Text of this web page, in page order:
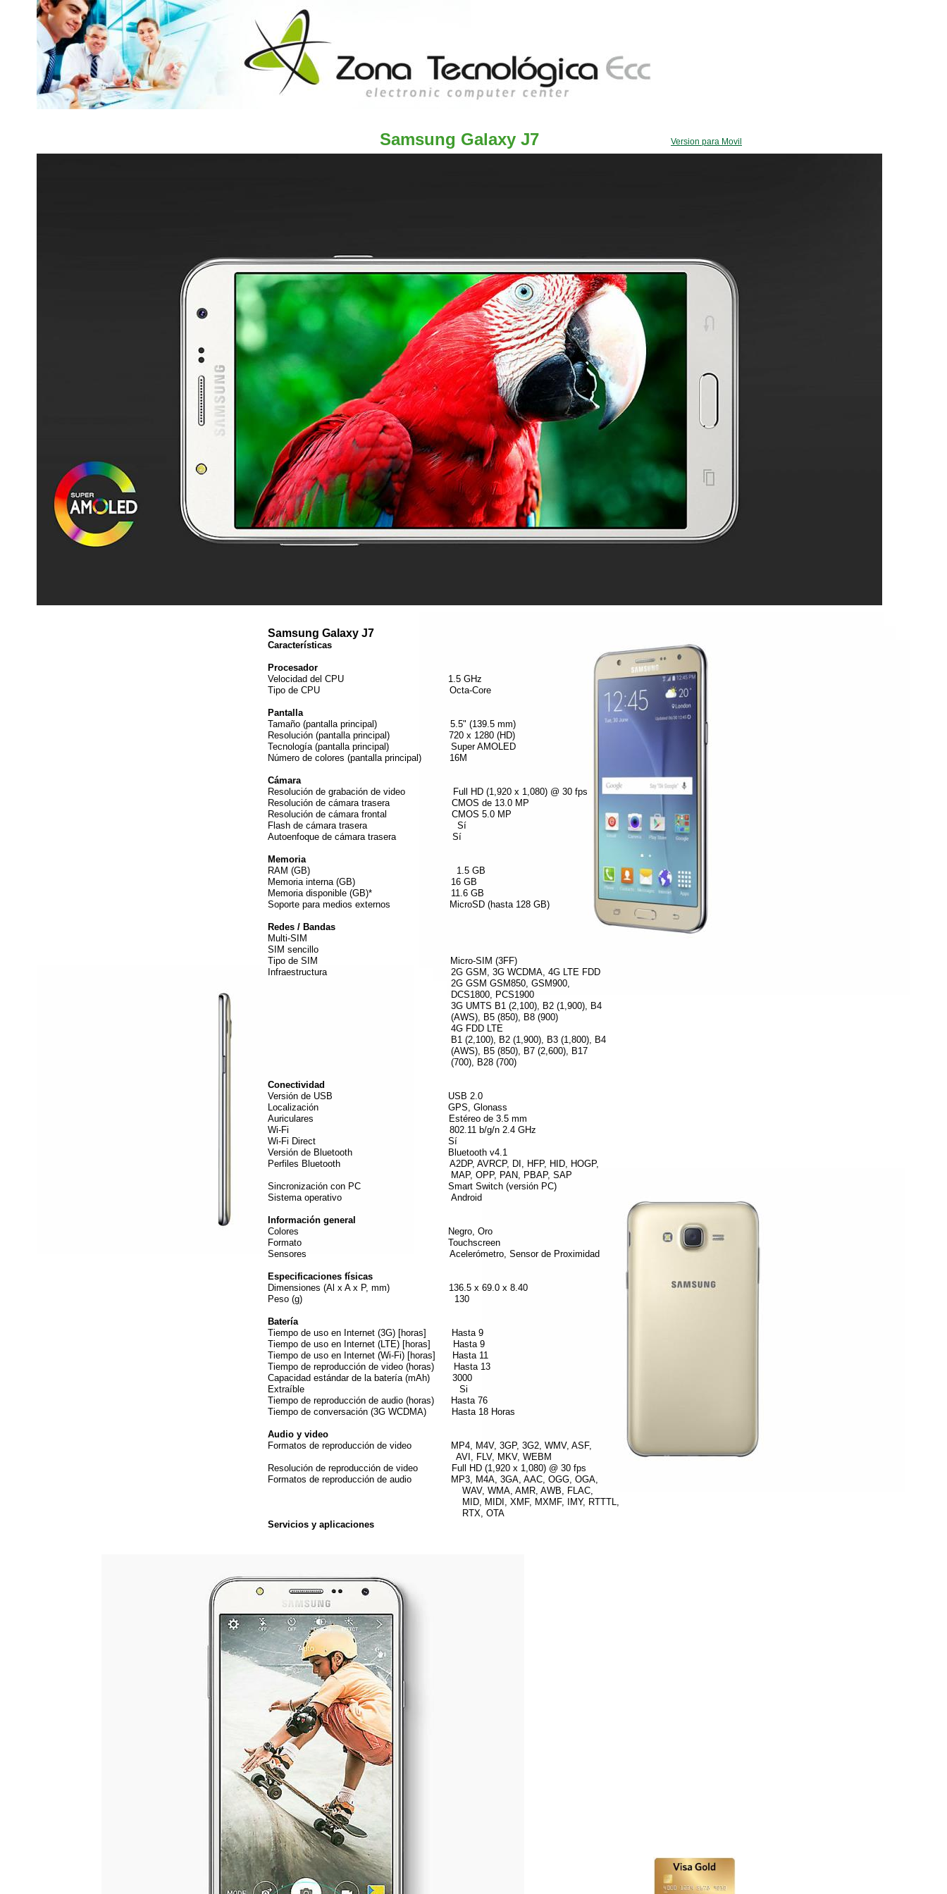
Samsung Galaxy J7
Características
Procesador
Velocidad del CPU 1.5 GHz
Tipo de CPU Octa-Core
Pantalla
Tamaño (pantalla principal) 5.5" (139.5 mm)
Resolución (pantalla principal) 720 x 1280 (HD)
Tecnología (pantalla principal) Super AMOLED
Número de colores (pantalla principal) 16M
Cámara
Resolución de grabación de video Full HD (1,920 x 1,080) @ 30 fps
Resolución de cámara trasera CMOS de 13.0 MP
Resolución de cámara frontal CMOS 5.0 MP
Flash de cámara trasera Sí
Autoenfoque de cámara trasera Sí
Memoria
RAM (GB) 1.5 GB
Memoria interna (GB) 16 GB
Memoria disponible (GB)* 11.6 GB
Soporte para medios externos MicroSD (hasta 128 GB)
Redes / Bandas
Multi-SIM
SIM sencillo
Tipo de SIM Micro-SIM (3FF)
Infraestructura 2G GSM, 3G WCDMA, 4G LTE FDD
2G GSM GSM850, GSM900,
DCS1800, PCS1900
3G UMTS B1 (2,100), B2 (1,900), B4
(AWS), B5 (850), B8 (900)
4G FDD LTE
B1 (2,100), B2 (1,900), B3 (1,800), B4
(AWS), B5 (850), B7 (2,600), B17
(700), B28 (700)
Conectividad
Versión de USB USB 2.0
Localización GPS, Glonass
Auriculares Estéreo de 3.5 mm
Wi-Fi 802.11 b/g/n 2.4 GHz
Wi-Fi Direct Sí
Versión de Bluetooth Bluetooth v4.1
Perfiles Bluetooth A2DP, AVRCP, DI, HFP, HID, HOGP,
MAP, OPP, PAN, PBAP, SAP
Sincronización con PC Smart Switch (versión PC)
Sistema operativo Android
Información general
Colores Negro, Oro
Formato Touchscreen
Sensores Acelerómetro, Sensor de Proximidad
Especificaciones físicas
Dimensiones (Al x A x P, mm) 136.5 x 69.0 x 8.40
Peso (g) 130
Batería
Tiempo de uso en Internet (3G) [horas] Hasta 9
Tiempo de uso en Internet (LTE) [horas] Hasta 9
Tiempo de uso en Internet (Wi-Fi) [horas] Hasta 11
Tiempo de reproducción de video (horas) Hasta 13
Capacidad estándar de la batería (mAh) 3000
Extraíble Si
Tiempo de reproducción de audio (horas) Hasta 76
Tiempo de conversación (3G WCDMA) Hasta 18 Horas
Audio y video
Formatos de reproducción de video MP4, M4V, 3GP, 3G2, WMV, ASF,
AVI, FLV, MKV, WEBM
Resolución de reproducción de video Full HD (1,920 x 1,080) @ 30 fps
Formatos de reproducción de audio MP3, M4A, 3GA, AAC, OGG, OGA,
WAV, WMA, AMR, AWB, FLAC,
MID, MIDI, XMF, MXMF, IMY, RTTTL,
RTX, OTA
Servicios y aplicaciones
Samsung Galaxy J7
Zona Tecnológica
electronic computer center
Version para Movil